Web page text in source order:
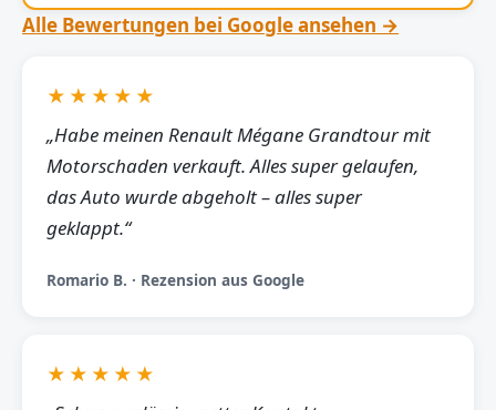
Alle Bewertungen bei Google ansehen →
★★★★★
„Habe meinen Renault Mégane Grandtour mit
Motorschaden verkauft. Alles super gelaufen,
das Auto wurde abgeholt – alles super
geklappt.“
Romario B. · Rezension aus Google
★★★★★